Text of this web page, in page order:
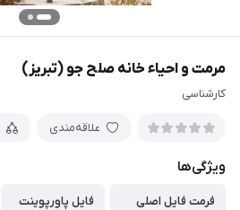
مرمت و احیاء خانه صلح جو (تبریز)
کارشناسی
علاقه‌مندی
ویژگی‌ها
فرمت فایل اصلی
فایل پاورپوینت